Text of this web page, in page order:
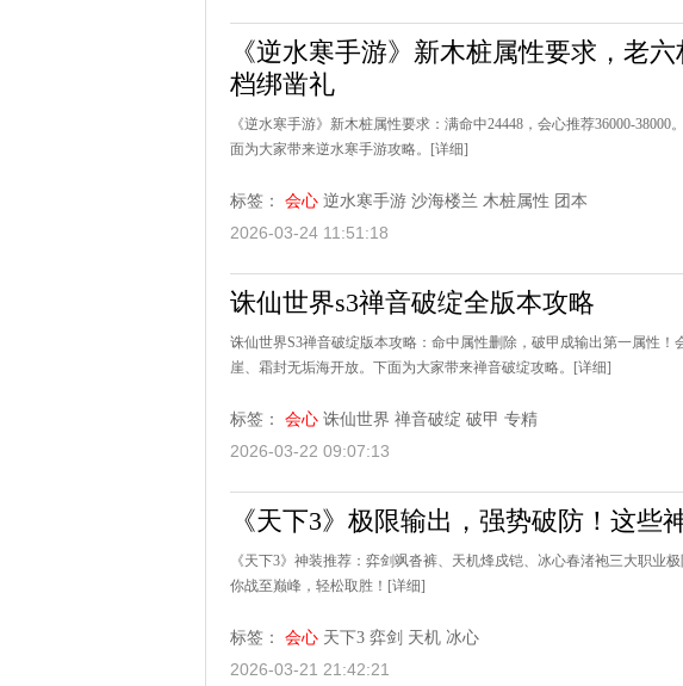
《逆水寒手游》新木桩属性要求，老
档绑凿礼
《逆水寒手游》新木桩属性要求：满命中24448，会心推荐36000-
面为大家带来逆水寒手游攻略。
[详细]
标签： 会心 逆水寒手游 沙海楼兰 木桩属性 团本
2026-03-24 11:51:18
诛仙世界s3禅音破绽全版本攻略
诛仙世界S3禅音破绽版本攻略：命中属性删除，破甲成输出第一属性！
崖、霜封无垢海开放。下面为大家带来禅音破绽攻略。
[详细]
标签： 会心 诛仙世界 禅音破绽 破甲 专精
2026-03-22 09:07:13
《天下3》极限输出，强势破防！这些
《天下3》神装推荐：弈剑飒沓裤、天机烽戍铠、冰心春渚袍三大职业
你战至巅峰，轻松取胜！ [详细]
标签： 会心 天下3 弈剑 天机 冰心
2026-03-21 21:42:21